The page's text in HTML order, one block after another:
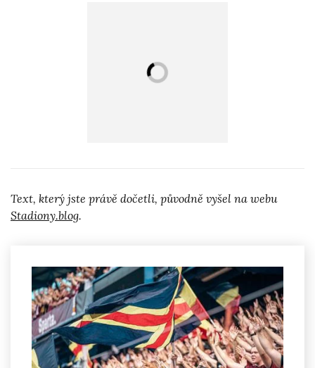
Text, který jste právě dočetli, původně vyšel na webu
Stadiony.blog.